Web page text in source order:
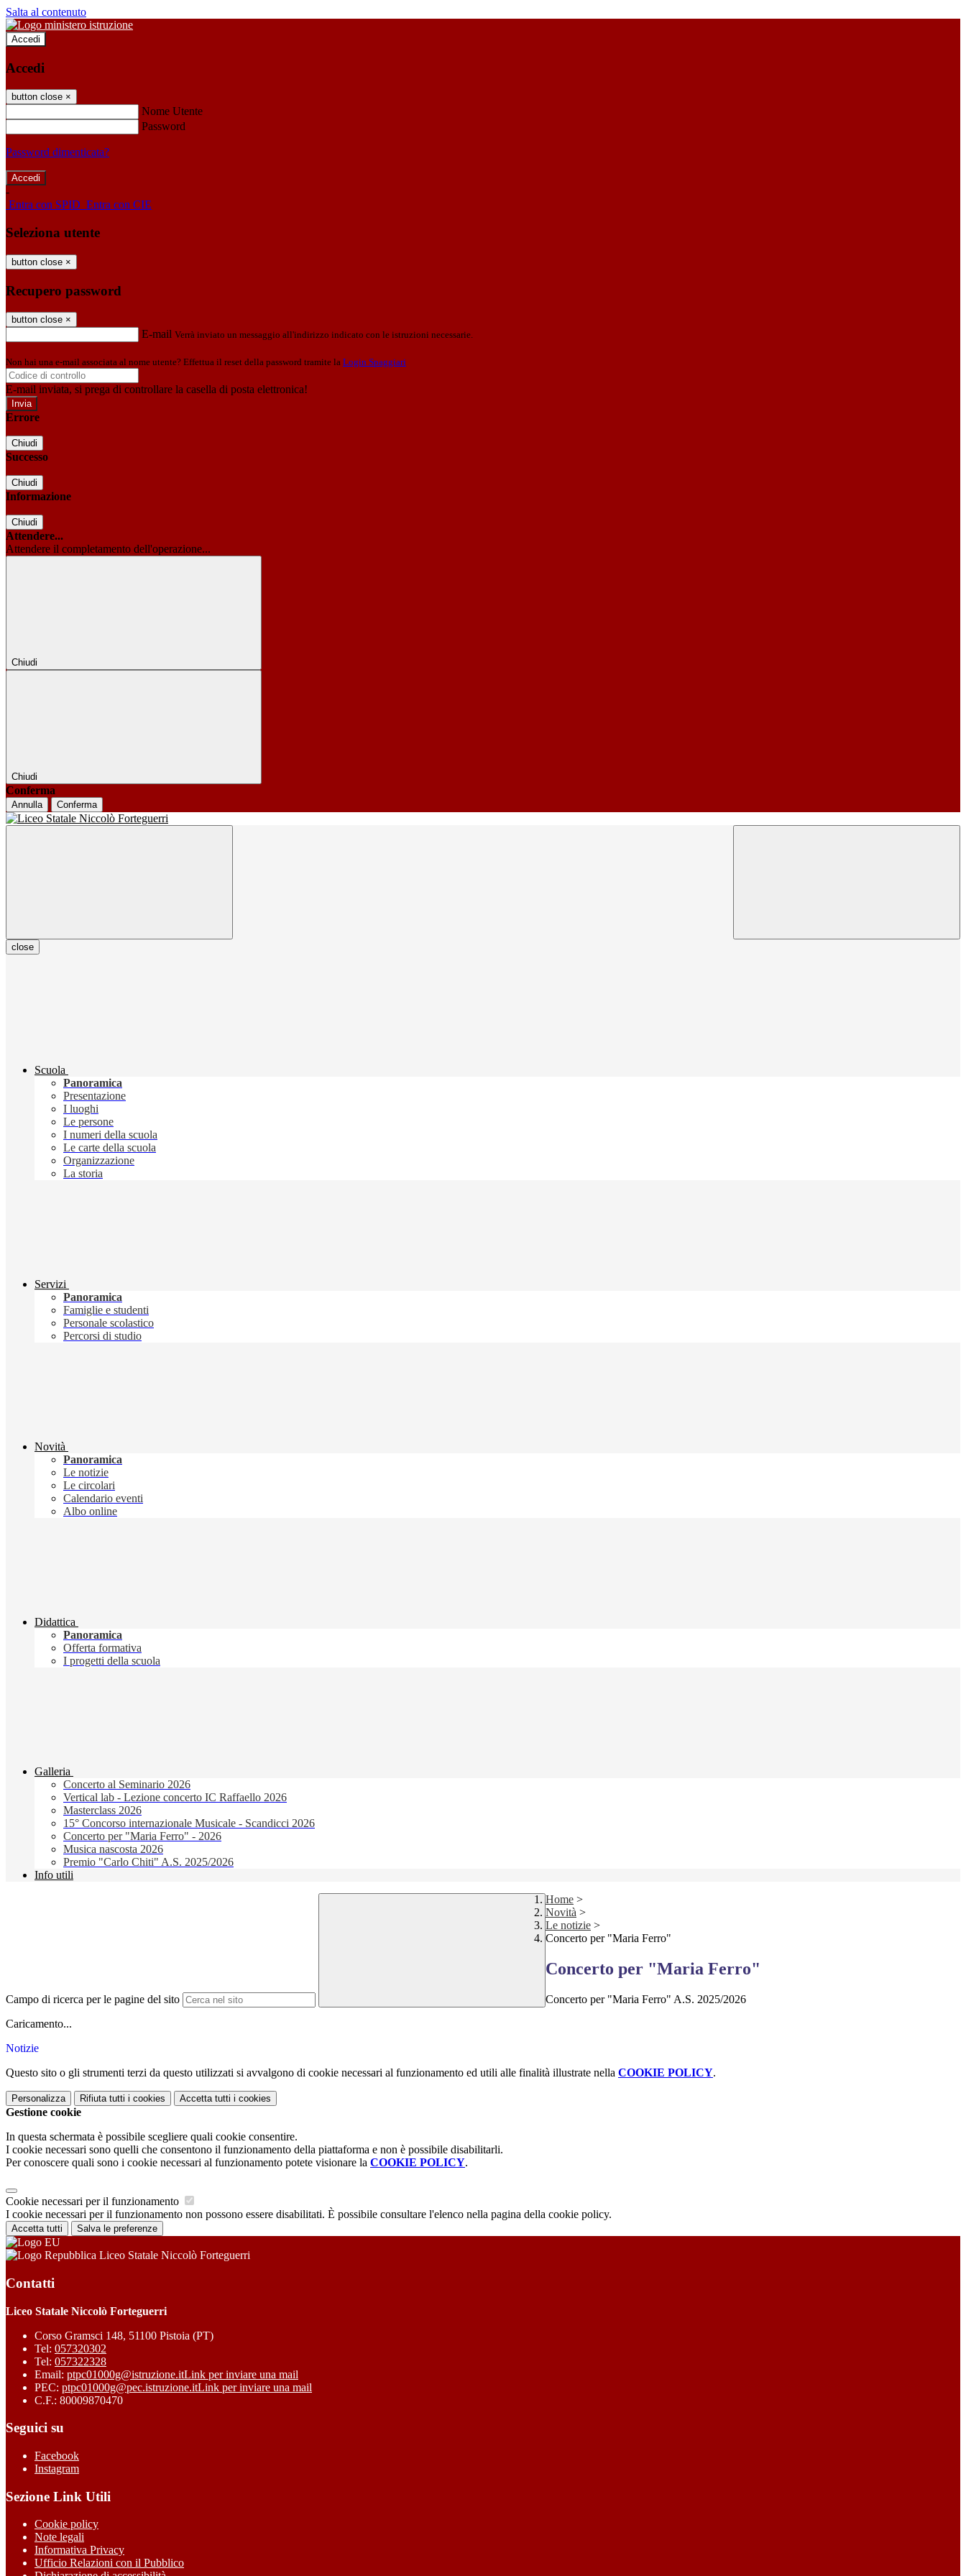
Salta al contenuto
Accedi
Accedi
button close ×
Nome Utente
Password
Password dimenticata?
-
Entra con SPID Entra con CIE
Seleziona utente
button close ×
Recupero password
button close ×
E-mail Verrà inviato un messaggio all'indirizzo indicato con le istruzioni necessarie.
Non hai una e-mail associata al nome utente? Effettua il reset della password tramite la Login Spaggiari
E-mail inviata, si prega di controllare la casella di posta elettronica!
Errore
Chiudi
Successo
Chiudi
Informazione
Chiudi
Attendere...
Attendere il completamento dell'operazione...
Chiudi
Chiudi
Conferma
Annulla Conferma
close
Scuola
Panoramica
Presentazione
I luoghi
Le persone
I numeri della scuola
Le carte della scuola
Organizzazione
La storia
Servizi
Panoramica
Famiglie e studenti
Personale scolastico
Percorsi di studio
Novità
Panoramica
Le notizie
Le circolari
Calendario eventi
Albo online
Didattica
Panoramica
Offerta formativa
I progetti della scuola
Galleria
Concerto al Seminario 2026
Vertical lab - Lezione concerto IC Raffaello 2026
Masterclass 2026
15° Concorso internazionale Musicale - Scandicci 2026
Concerto per "Maria Ferro" - 2026
Musica nascosta 2026
Premio "Carlo Chiti" A.S. 2025/2026
Info utili
Campo di ricerca per le pagine del sito
Home >
Novità >
Le notizie >
Concerto per "Maria Ferro"
Concerto per "Maria Ferro"
Concerto per "Maria Ferro" A.S. 2025/2026
Caricamento...
Notizie
Questo sito o gli strumenti terzi da questo utilizzati si avvalgono di cookie necessari al funzionamento ed utili alle finalità illustrate nella COOKIE POLICY.
Personalizza Rifiuta tutti i cookies Accetta tutti i cookies
Gestione cookie
In questa schermata è possibile scegliere quali cookie consentire.
I cookie necessari sono quelli che consentono il funzionamento della piattaforma e non è possibile disabilitarli.
Per conoscere quali sono i cookie necessari al funzionamento potete visionare la COOKIE POLICY.
Cookie necessari per il funzionamento
I cookie necessari per il funzionamento non possono essere disabilitati. È possibile consultare l'elenco nella pagina della cookie policy.
Accetta tutti Salva le preferenze
Liceo Statale Niccolò Forteguerri
Contatti
Liceo Statale Niccolò Forteguerri
Corso Gramsci 148, 51100 Pistoia (PT)
Tel: 057320302
Tel: 057322328
Email: ptpc01000g@istruzione.itLink per inviare una mail
PEC: ptpc01000g@pec.istruzione.itLink per inviare una mail
C.F.: 80009870470
Seguici su
Facebook
Instagram
Sezione Link Utili
Cookie policy
Note legali
Informativa Privacy
Ufficio Relazioni con il Pubblico